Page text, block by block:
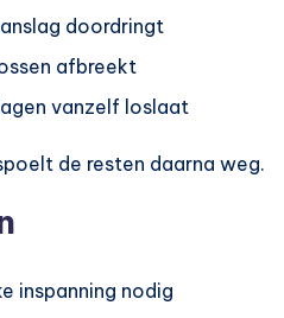
doordringt
afbreekt
vanzelf loslaat
de resten daarna weg.
inspanning nodig